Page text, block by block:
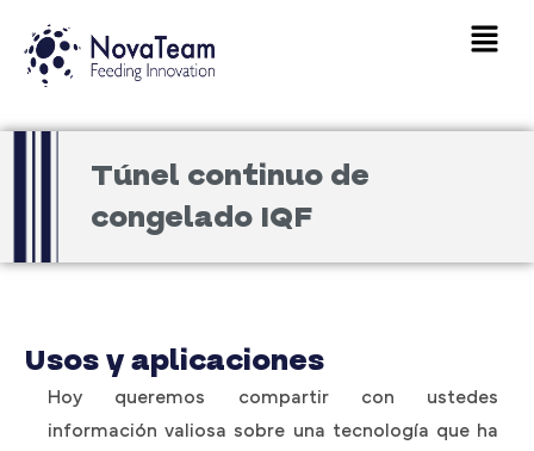
contenido
Main
Túnel continuo de
congelado IQF
Usos y aplicaciones
Hoy queremos compartir con ustedes
información valiosa sobre una tecnología que ha